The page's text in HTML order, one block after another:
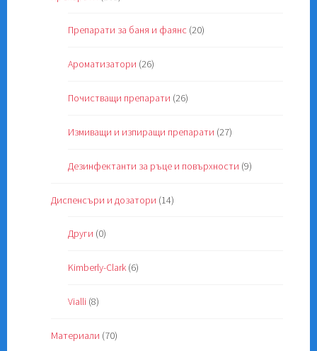
Препарати за баня и фаянс (20)
Ароматизатори (26)
Почистващи препарати (26)
Измиващи и изпиращи препарати (27)
Дезинфектанти за ръце и повърхности (9)
Диспенсъри и дозатори (14)
Други (0)
Kimberly-Clark (6)
Vialli (8)
Материали (70)